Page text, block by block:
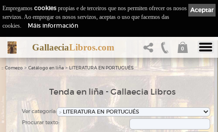
GallaeciaLibros.com 0
:: Comezo > Catálogo en liña > LITERATURA EN PORTUGUÉS
Tenda en liña - Gallaecia Libros
Ver categoría:
Procurar texto:
Aceptar
Empregamos cookies propias e de terceiros que nos permiten ofrecer os nosos
servizos. Ao empregar os nosos servizos, aceptas o uso que facemos das
cookies.
Máis información